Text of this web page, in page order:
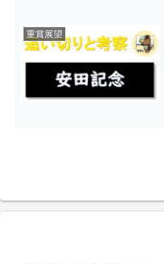
重賞展望